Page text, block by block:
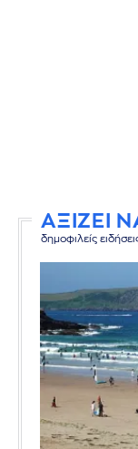
ΑΞΙΖΕΙ
δημοφιλείς